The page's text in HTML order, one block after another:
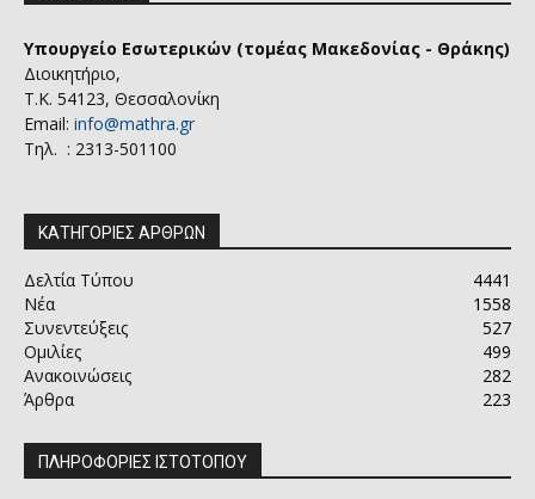
Υπουργείο Εσωτερικών (τομέας Μακεδονίας - Θράκης)
Διοικητήριο,
Τ.Κ. 54123, Θεσσαλονίκη
Email: info@mathra.gr
Τηλ. : 2313-501100
ΚΑΤΗΓΟΡΙΕΣ ΑΡΘΡΩΝ
Δελτία Τύπου
4441
Νέα
1558
Συνεντεύξεις
527
Ομιλίες
499
Ανακοινώσεις
282
Άρθρα
223
ΠΛΗΡΟΦΟΡΙΕΣ ΙΣΤΟΤΟΠΟΥ